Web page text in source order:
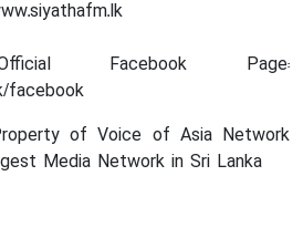
Facebook Page:
facebook
of Voice of Asia Network
Media Network in Sri Lanka